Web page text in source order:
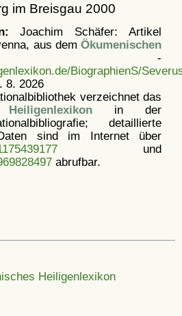
im Breisgau 2000
Joachim Schäfer: Artikel
aus dem Ökumenischen
BiographienS/
8. 2026
verzeichnet das
in der
detaillierte
sind im Internet über
und
abrufbar.
Heiligenlexikon